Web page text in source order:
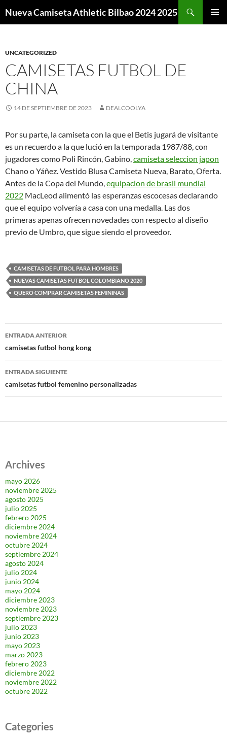
Nueva Camiseta Athletic Bilbao 2024 2025
UNCATEGORIZED
CAMISETAS FUTBOL DE
CHINA
14 DE SEPTIEMBRE DE 2023 DEALCOOLYA
Por su parte, la camiseta con la que el Betis jugará de visitante
es un recuerdo a la que lució en la temporada 1987/88, con
jugadores como Poli Rincón, Gabino,camiseta seleccion japon
Chano o Yáñez. Vestido Blusa Camiseta Nueva, Barato, Oferta.
Antes de la Copa del Mundo,equipacion de brasil mundial
2022 MacLeod alimentó las esperanzas escocesas declarando
que el equipo volvería a casa con una medalla. Las dos
primeras apenas ofrecen novedades con respecto al diseño
previo de Umbro, que sigue siendo el proveedor.
CAMISETAS DE FUTBOL PARA HOMBRES
NUEVAS CAMISETAS FUTBOL COLOMBIANO 2020
QUERO COMPRAR CAMISETAS FEMININAS
Navegación
de
entradas
ENTRADA ANTERIOR
camisetas futbol hong kong
ENTRADA SIGUIENTE
camisetas futbol femenino personalizadas
Archives
mayo 2026
noviembre 2025
agosto 2025
julio 2025
febrero 2025
diciembre 2024
noviembre 2024
octubre 2024
septiembre 2024
agosto 2024
julio 2024
junio 2024
mayo 2024
diciembre 2023
noviembre 2023
septiembre 2023
julio 2023
junio 2023
mayo 2023
marzo 2023
febrero 2023
diciembre 2022
noviembre 2022
octubre 2022
Categories